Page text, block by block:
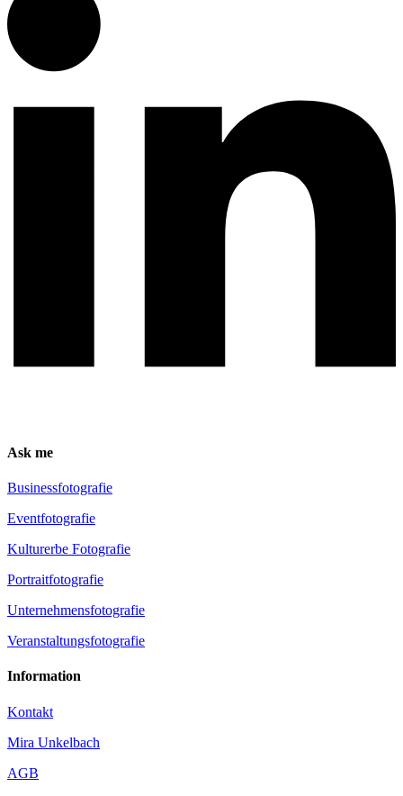
Ask me
Busi­ness­fo­to­gra­fie
Event­fo­to­gra­fie
Kul­tur­er­be Fotografie
Por­trait­fo­to­gra­fie
Unter­neh­mens­fo­to­gra­fie
Ver­an­stal­tungs­fo­to­gra­fie
Infor­ma­ti­on
Kon­takt
Mira Unkel­bach
AGB